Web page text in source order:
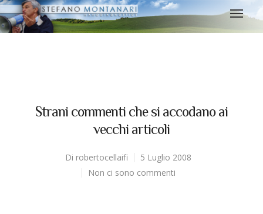
Strani commenti che si accodano ai
vecchi articoli
Di robertocellaifi
5 Luglio 2008
Non ci sono commenti